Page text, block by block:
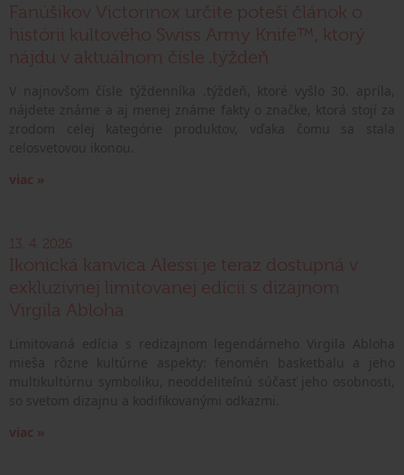
Fanúšikov Victorinox určite poteší článok o
histórii kultového Swiss Army Knife™, ktorý
nájdu v aktuálnom čísle .týždeň
viac »
13. 4. 2026
Ikonická kanvica Alessi je teraz dostupná v
exkluzívnej limitovanej edícii s dizajnom
Virgila Abloha
viac »